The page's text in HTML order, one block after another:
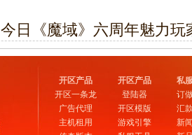
今日《魔域》六周年魅力玩
开区产品
开区一条龙
广告代理
主机租用
开区产品
登陆器
开区模版
游戏引擎
私
订
汇
新